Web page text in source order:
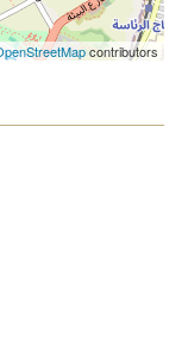
contributors